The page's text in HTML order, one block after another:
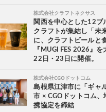
株式会社クラフトネクサス
関西を中心とした12ブ
クラフトが集結し「未
に、クラフトビールと
『MUGI FES 2026』
22日・23日に開催。
株式会社CGOドットコム
島根県江津市に「ギャ
市 × CGOドットコム
携協定を締結